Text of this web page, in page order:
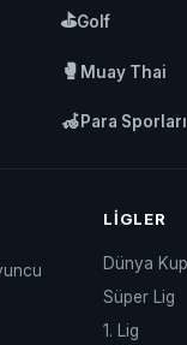
⛳Golf
🥊 Muay Thai
🦽Para Sporları
LIGLER
Dünya
Süper Lig
1. Lig